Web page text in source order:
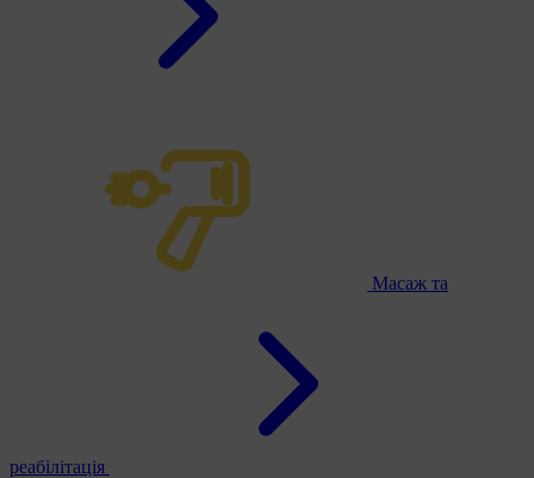
Масаж та
реабілітація